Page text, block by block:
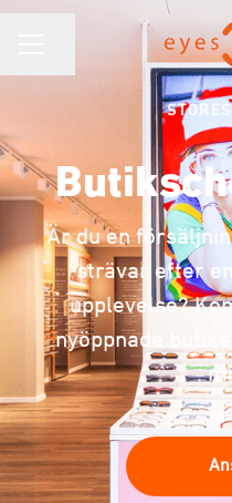
STORES
Är du en
strävar efter
upplevelse?
nyöppnade